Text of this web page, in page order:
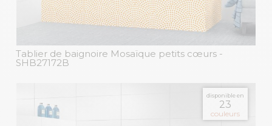
Tablier de baignoire Mosaïque petits cœurs -
SHB27172B
disponible en
23
couleurs